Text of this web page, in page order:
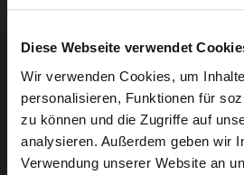
Diese Webseite verwendet
Wir verwenden Cookies, um
personalisieren, Funktionen für
zu können und die Zugriffe auf
analysieren. Außerdem geben wir
Verwendung unserer Website an
Neue Stellen
Ein kostenloser
Jobs.